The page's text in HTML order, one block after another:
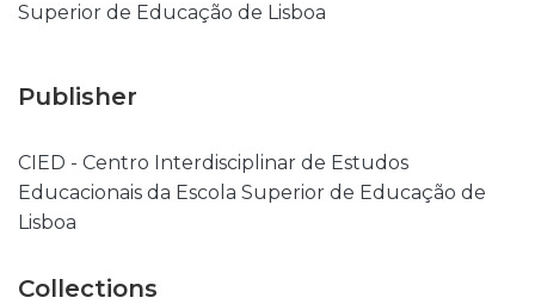
Superior de Educação de Lisboa
Publisher
CIED - Centro Interdisciplinar de Estudos
Educacionais da Escola Superior de Educação de
Lisboa
Collections